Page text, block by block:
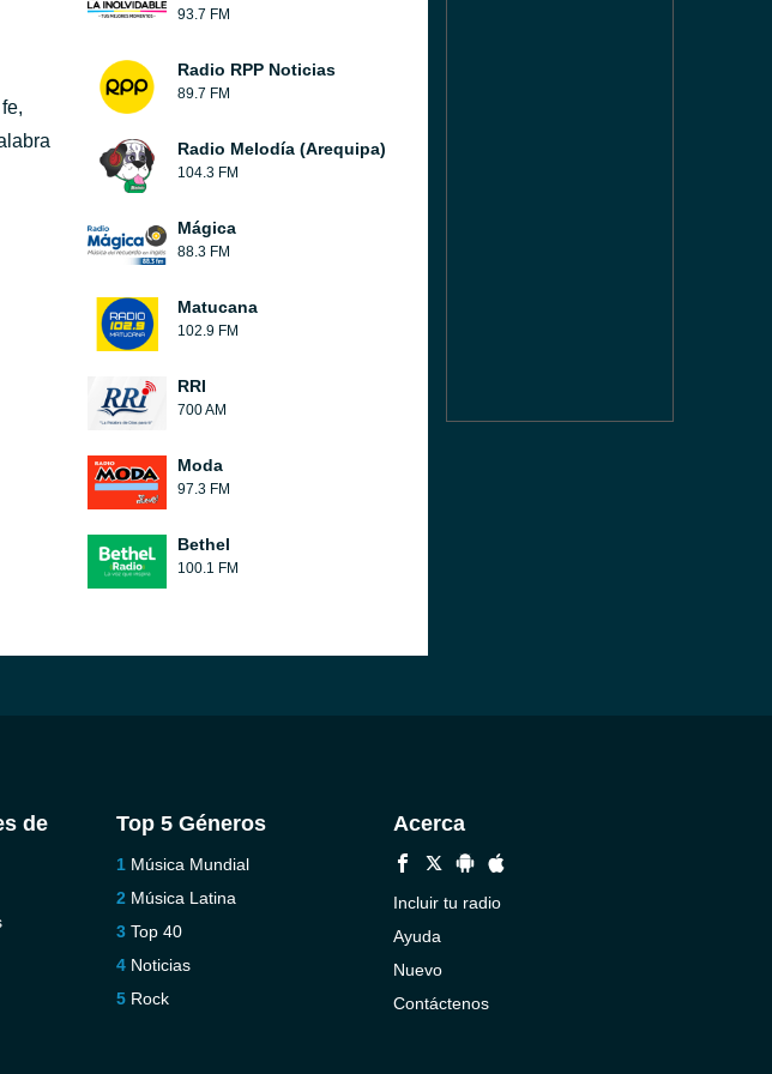
93.7 FM
Radio RPP Noticias
89.7 FM
Radio Melodía (Arequipa)
104.3 FM
Mágica
88.3 FM
Matucana
102.9 FM
RRI
700 AM
Moda
97.3 FM
Bethel
100.1 FM
de
Top 5 Géneros
Música Mundial
Música Latina
Top 40
Noticias
Rock
Acerca
Incluir tu radio
Ayuda
Nuevo
Contáctenos